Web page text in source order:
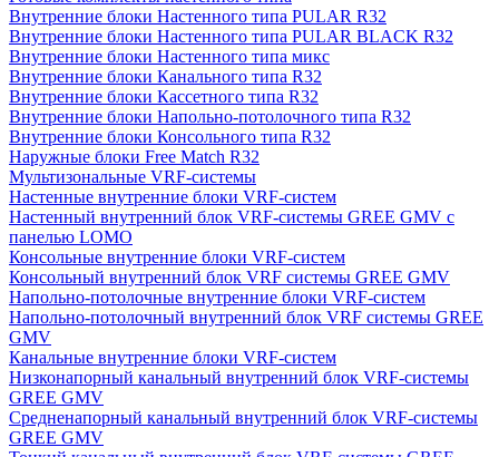
Внутренние блоки Настенного типа PULAR R32
Внутренние блоки Настенного типа PULAR BLACK R32
Внутренние блоки Настенного типа микс
Внутренние блоки Канального типа R32
Внутренние блоки Кассетного типа R32
Внутренние блоки Напольно-потолочного типа R32
Внутренние блоки Консольного типа R32
Наружные блоки Free Match R32
Мультизональные VRF-системы
Настенные внутренние блоки VRF-систем
Настенный внутренний блок VRF-системы GREE GMV с
панелью LOMO
Консольные внутренние блоки VRF-систем
Консольный внутренний блок VRF системы GREE GMV
Напольно-потолочные внутренние блоки VRF-систем
Напольно-потолочный внутренний блок VRF системы GREE
GMV
Канальные внутренние блоки VRF-систем
Низконапорный канальный внутренний блок VRF-системы
GREE GMV
Средненапорный канальный внутренний блок VRF-системы
GREE GMV